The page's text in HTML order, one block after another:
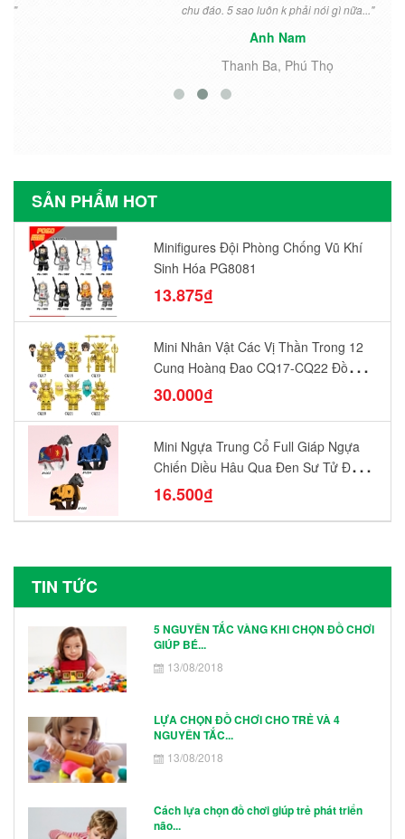
chu đáo. 5 sao luôn k phải nói gì nữa..."
Thanh Ba, Phú Thọ
SẢN PHẨM HOT
Minifigures Đội Phòng Chống Vũ Khí
Sinh Hóa PG8081
13.875₫
Mini Nhân Vật Các Vị Thần Trong 12
Cung Hoàng Đạo CQ17-CQ22 Đồ
Chơi Lắp Ráp Mô Hình Yêu Thích
30.000₫
Mini Ngựa Trung Cổ Full Giáp Ngựa
Chiến Diều Hâu Quạ Đen Sư Tử Đỏ
N1003 - N1005 Đồ Chơi Lắp Ráp Mô
16.500₫
TIN TỨC
5 NGUYÊN TẮC VÀNG KHI CHỌN ĐỒ CHƠI
GIÚP BÉ...
13/08/2018
LỰA CHỌN ĐỒ CHƠI CHO TRẺ VÀ 4
NGUYÊN TẮC...
13/08/2018
Cách lựa chọn đồ chơi giúp trẻ phát triển
não...